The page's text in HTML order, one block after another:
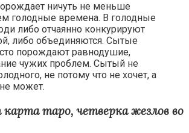
ничуть не меньше
голодные времена. В голодные
либо отчаянно конкурируют
либо объединяются. Сытые
порождают равнодушие,
чужих проблем. Сытый не
не потому что не хочет, а
может.
таро, четверка жезлов во